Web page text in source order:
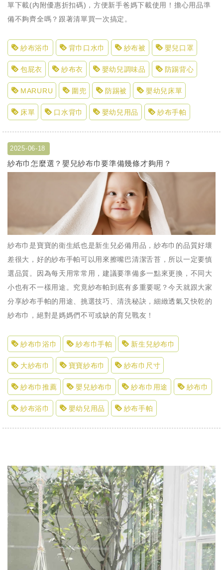
單下載(內附優惠折扣碼)，方便新手爸媽下載使用！擔心用品準
備不夠齊全嗎？跟著清單買一次搞定。
紗布浴巾 背巾口水巾 紗布被 嬰兒口罩
包屁衣 紗布衣 嬰幼兒調味品 防踢背心
MARURU 圍兜 防踢被 嬰幼兒床單
床單 口水背巾 嬰幼兒用品 紗布手帕
2025-06-18
紗布巾怎麼選？嬰兒紗布巾要準備幾條才夠用？
紗布巾是寶寶的衛生紙也是新生兒必備用品，紗布巾的品質好壞
差很大，好的紗布手帕可以用來擦嘴巴清潔舌苔，所以一定要慎
選品質。因為每天用常常用，建議要準備多一點來更換，不同大
小也有不一樣用途。究竟紗布帕到底有多重要呢？今天就跟大家
分享紗布手帕的用途、挑選技巧、清洗秘訣，細緻透氣又快乾的
紗布巾，絕對是媽媽們不可或缺的育兒戰友！
紗布巾浴巾 紗布巾手帕 新生兒紗布巾
大紗布巾 寶寶紗布巾 紗布巾尺寸
紗布巾推薦 嬰兒紗布巾 紗布巾用途 紗布巾
紗布浴巾 嬰幼兒用品 紗布手帕